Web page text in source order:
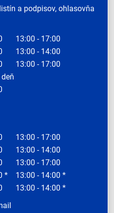
a podpisov, ohlasovňa
13:00 - 17:00
13:00 - 14:00
13:00 - 17:00
13:00 - 17:00
13:00 - 14:00
13:00 - 17:00
*
13:00 - 14:00 *
13:00 - 14:00 *